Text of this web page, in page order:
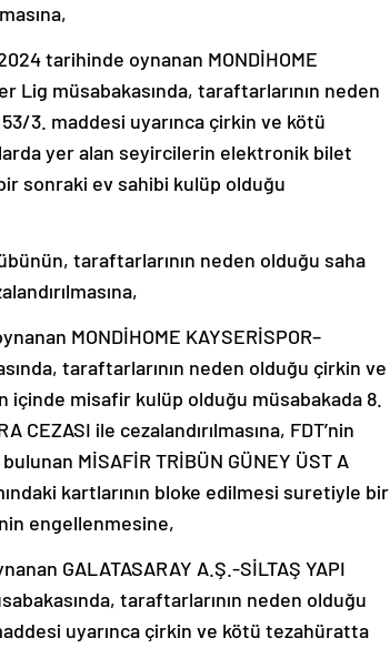
tarihinde oynanan MONDİHOME
Lig müsabakasında, taraftarlarının neden
3. maddesi uyarınca çirkin ve kötü
yer alan seyircilerin elektronik bilet
sonraki ev sahibi kulüp olduğu
taraftarlarının neden olduğu saha
MONDİHOME KAYSERİSPOR–
taraftarlarının neden olduğu çirkin ve
içinde misafir kulüp olduğu müsabakada 8.
ile cezalandırılmasına, FDT’nin
MİSAFİR TRİBÜN GÜNEY ÜST A
kartlarının bloke edilmesi suretiyle bir
engellenmesine,
GALATASARAY A.Ş.-SİLTAŞ YAPI
taraftarlarının neden olduğu
uyarınca çirkin ve kötü tezahüratta